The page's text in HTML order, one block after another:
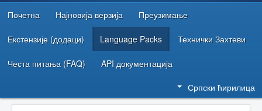
РЕСУРСИ ЗА РАЗВОЈ
Почетна Најновија верзија Преузимање
Екстензије (додаци) Language Packs Технички Захтеви
Честа питања (FAQ) API документација
Српски ћирилица